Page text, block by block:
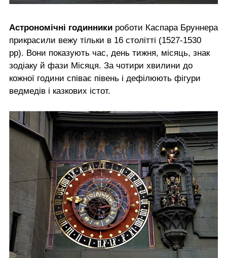
Астрономічні годинники роботи Каспара Бруннера
прикрасили вежу тільки в 16 столітті (1527-1530
рр). Вони показують час, день тижня, місяць, знак
зодіаку й фази Місяця. За чотири хвилини до
кожної години співає півень і дефілюють фігури
ведмедів і казкових істот.